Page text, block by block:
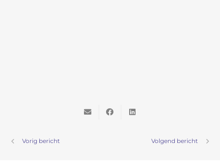
Vorig bericht Volgend bericht